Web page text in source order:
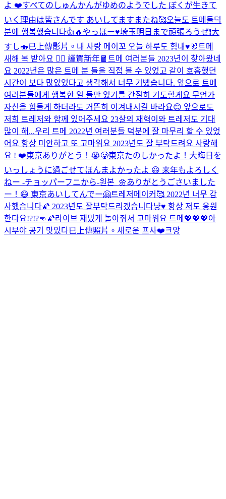
よ ❤️すべてのしゅんかんがゆめのようでした ぼくが生きて
いく理由は皆さんです あいしてますまたね🥰오늘도 트메들덕
분에 행복했습니다👍🔥 やっほー♥️埼玉明日まで頑張ろうぜ❗️大
すし🍣已上傳影片。 내 사랑 메이꼬 오늘 하루도 힘내♥️🐰 트메
새해 복 받아요 🙇‍♂️ 謹賀新年🧧 트메 여러분들 2023년이 찾아왔네
요 2022년은 많은 트메 분 들을 직접 볼 수 있었고 같이 호흡했던
시간이 보다 많았었다고 생각해서 너무 기뻤습니다. 앞으로 트메
여러분들에게 행복한 일 들만 있기를 간절히 기도할게요 무언가
자신을 힘들게 하더라도 거뜬히 이겨내시길 바라요😊 앞으로도
저희 트레저와 함께 있어주세요 23살의 재혁이와 트레저도 기대
많이 해...우리 트메 2022년 여러분들 덕분에 잘 마무리 할 수 있었
어요 항상 미안하고 또 고마워요 2023년도 잘 부탁드려요 사랑해
요 ! ❤️東京ありがとう！😭🥲東京たのしかったよ！大晦日を
いっしょうに過ごせてほんまよかったよ 😃 来年もよろしく
ねー -チョッパーフニから-원본_🌼ありがとうごさいました
ー！😄 東京あいしてんでー🤗트레저메이커🥰 2022년 너무 감
사했습니다🌠 2023년도 잘부탁드리겠습니다냥♥️ 항상 저도 응원
한다요!?!?👊🌠라이브 재밌게 놀아줘서 고마워요 트메💖💖💖아
시부야 공기 맛있다已上傳照片。 새로운 프사❤️크앙